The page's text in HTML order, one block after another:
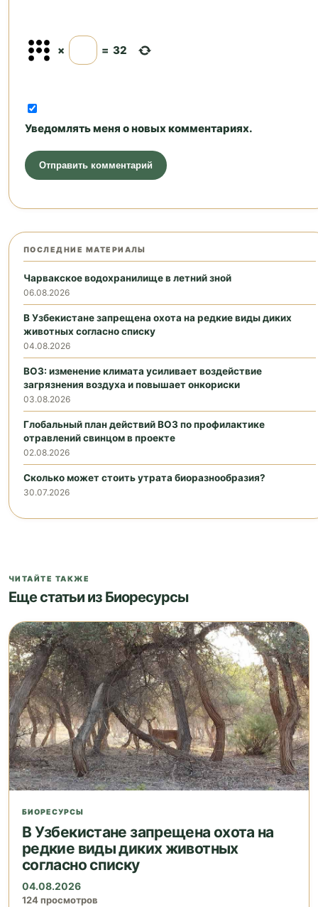
× = 32
Уведомлять меня о новых комментариях.
ПОСЛЕДНИЕ МАТЕРИАЛЫ
Чарвакское водохранилище в летний зной
06.08.2026
В Узбекистане запрещена охота на редкие виды диких
животных согласно списку
04.08.2026
ВОЗ: изменение климата усиливает воздействие
загрязнения воздуха и повышает онкориски
03.08.2026
Глобальный план действий ВОЗ по профилактике
отравлений свинцом в проекте
02.08.2026
Сколько может стоить утрата биоразнообразия?
30.07.2026
ЧИТАЙТЕ ТАКЖЕ
Еще статьи из Биоресурсы
БИОРЕСУРСЫ
В Узбекистане запрещена охота на
редкие виды диких животных
согласно списку
04.08.2026
124 просмотров